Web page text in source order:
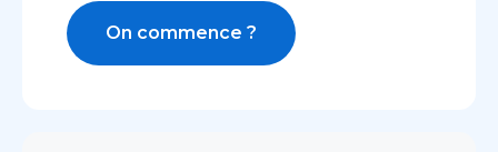
On commence ?